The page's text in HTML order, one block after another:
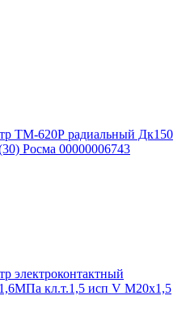
ТМ-620Р радиальный Дк150
Росма 00000006743
электроконтактный
кл.т.1,5 исп V М20х1,5